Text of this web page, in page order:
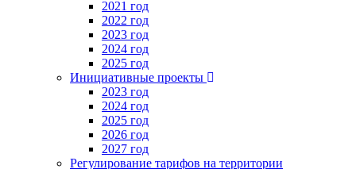
2021 год
2022 год
2023 год
2024 год
2025 год
Инициативные проекты
2023 год
2024 год
2025 год
2026 год
2027 год
Регулирование тарифов на территории